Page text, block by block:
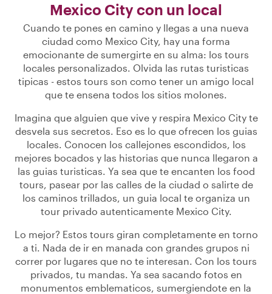
Mexico City con un local
Cuando te pones en camino y llegas a una nueva
ciudad como Mexico City, hay una forma
emocionante de sumergirte en su alma: los tours
locales personalizados. Olvida las rutas turisticas
tipicas - estos tours son como tener un amigo local
que te ensena todos los sitios molones.
Imagina que alguien que vive y respira Mexico City te
desvela sus secretos. Eso es lo que ofrecen los guias
locales. Conocen los callejones escondidos, los
mejores bocados y las historias que nunca llegaron a
las guias turisticas. Ya sea que te encanten los food
tours, pasear por las calles de la ciudad o salirte de
los caminos trillados, un guia local te organiza un
tour privado autenticamente Mexico City.
Lo mejor? Estos tours giran completamente en torno
a ti. Nada de ir en manada con grandes grupos ni
correr por lugares que no te interesan. Con los tours
privados, tu mandas. Ya sea sacando fotos en
monumentos emblematicos, sumergiendote en la